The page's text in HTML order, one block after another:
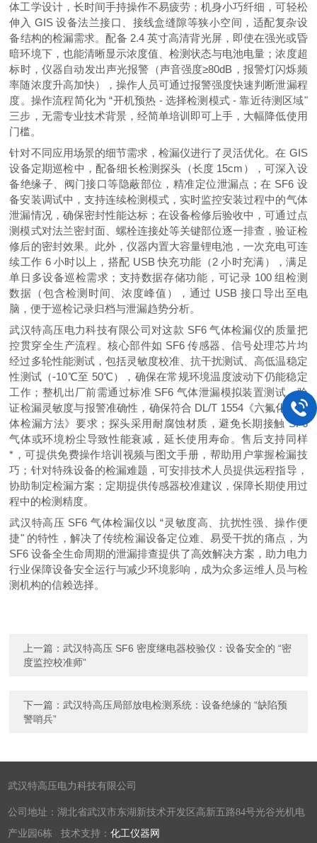
体工学设计，长时间手持操作不易疲劳；机身小巧纤细，可轻松
伸入 GIS 设备法兰接口、接线盒缝隙等狭小空间，适配复杂设
备结构的检漏需求。配备 2.4 英寸高清背光屏，即使在强光或昏
暗环境下，也能清晰显示浓度值、检测状态与电池电量；浓度超
标时，仪器自动发出声光报警（声音强度≥80dB，报警灯闪烁频
率随浓度升高加快），操作人员可通过报警强度快速判断泄漏程
度。操作流程简化为 “开机预热 - 选择检测模式 - 靠近待测区域"
三步，无需专业技术背景，经简单培训即可上手，大幅降低使用
门槛。
针对不同应用场景的细节需求，检漏仪进行了灵活优化。在 GIS
设备定期巡检中，配备细长检测探头（长度 15cm），可深入设
备绝缘子、阀门接口等隐蔽部位，精准定位泄漏点；在 SF6 设
备安装调试中，支持连续检测模式，实时监控安装过程中的气体
泄漏情况，确保密封性能达标；在设备检修后验收中，可通过点
测模式对法兰密封面、螺栓连接处等关键部位逐一排查，验证检
修后的密封效果。此外，仪器内置大容量锂电池，一次充电可连
续工作 6 小时以上，搭配 USB 快充功能（2 小时充满），满足
单日多设备巡检需求；支持数据存储功能，可记录 100 组检测
数据（包含检测时间、浓度峰值），通过 USB 接口导出至电
脑，便于巡检记录归档与泄漏趋势分析。
武汉特高压电力科技有限公司对这款 SF6 气体检漏仪的质量把
控贯穿全生产流程。核心部件如 SF6 传感器、信号处理芯片均
经过多轮性能测试，包括灵敏度校准、抗干扰测试、高低温稳定
性测试（-10℃至 50℃），确保在常规环境温度波动下仍能稳定
工作；整机出厂前需通过标准 SF6 气体泄漏模拟装置测试，验
证检漏灵敏度与报警准确性，确保符合 DL/T 1554《六氟化硫气
体检漏方法》要求；探头采用耐腐蚀材质，避免长期接触 SF6
气体或环境粉尘导致性能衰减，延长使用寿命。售后支持同样
*，可提供免费操作培训视频与图文手册，帮助用户掌握检漏技
巧；针对特殊设备的检漏难题，可安排技术人员提供远程指导，
协助制定检漏方案；定期提供传感器校准建议，保障长期使用过
程中的检测精度。
武汉特高压 SF6 气体检漏仪以 “灵敏度高、抗扰性强、操作便
捷" 的特性，解决了传统检漏设备定位难、易受干扰的痛点，为
SF6 设备全生命周期的泄漏排查提供了高效解决方案，助力电力
行业保障设备安全运行与减少环境影响，成为众多运维人员与检
测机构的信赖选择。
上一篇：武汉特高压 SF6 密度继电器校验仪：设备安全的 “密
度监控校准师”
下一篇：武汉特高压局部放电检测系统：设备绝缘的 “缺陷预
警哨兵”
武汉特高压电力科技有限公司
公司地址：湖北省武汉市东湖新技术开发区高新五路84号光谷光机电
产业园6栋 技术支持：化工仪器网